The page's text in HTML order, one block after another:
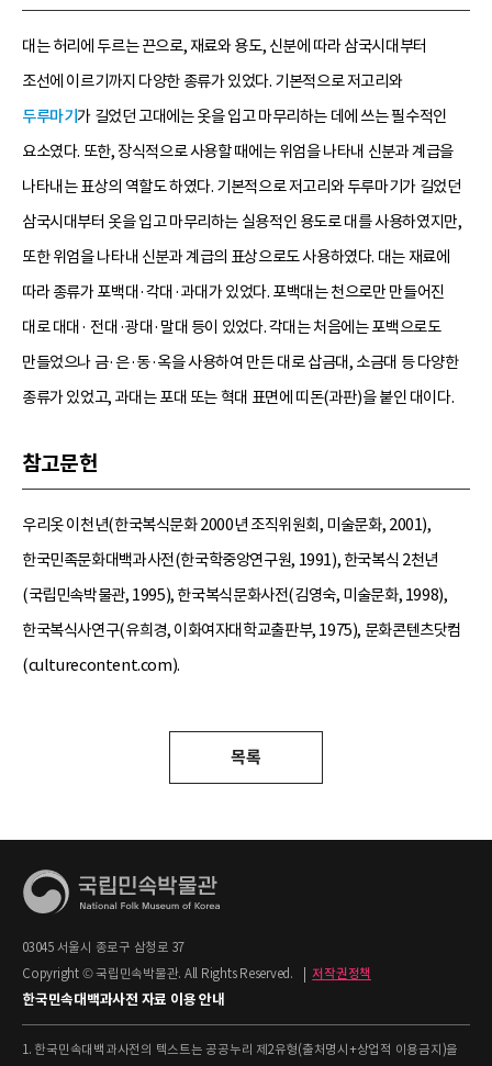
대는 허리에 두르는 끈으로, 재료와 용도, 신분에 따라 삼국시대부터
조선에 이르기까지 다양한 종류가 있었다. 기본적으로 저고리와
두루마기가 길었던 고대에는 옷을 입고 마무리하는 데에 쓰는 필수적인
요소였다. 또한, 장식적으로 사용할 때에는 위엄을 나타내 신분과 계급을
나타내는 표상의 역할도 하였다. 기본적으로 저고리와 두루마기가 길었던
삼국시대부터 옷을 입고 마무리하는 실용적인 용도로 대를 사용하였지만,
또한 위엄을 나타내 신분과 계급의 표상으로도 사용하였다. 대는 재료에
따라 종류가 포백대·각대·과대가 있었다. 포백대는 천으로만 만들어진
대로 대대· 전대·광대·말대 등이 있었다. 각대는 처음에는 포백으로도
만들었으나 금·은·동·옥을 사용하여 만든 대로 삽금대, 소금대 등 다양한
종류가 있었고, 과대는 포대 또는 혁대 표면에 띠돈(과판)을 붙인 대이다.
참고문헌
우리옷 이천년(한국복식문화 2000년 조직위원회, 미술문화, 2001),
한국민족문화대백과사전(한국학중앙연구원, 1991), 한국복식 2천년
(국립민속박물관, 1995), 한국복식문화사전(김영숙, 미술문화, 1998),
한국복식사연구(유희경, 이화여자대학교출판부, 1975), 문화콘텐츠닷컴
(culturecontent.com).
목록
03045 서울시 종로구 삼청로 37
Copyright © 국립민속박물관. All Rights Reserved.
저작권정책
한국민속대백과사전 자료 이용 안내
1. 한국민속대백과사전의 텍스트는 공공누리 제2유형(출처명시+상업적 이용금지)을